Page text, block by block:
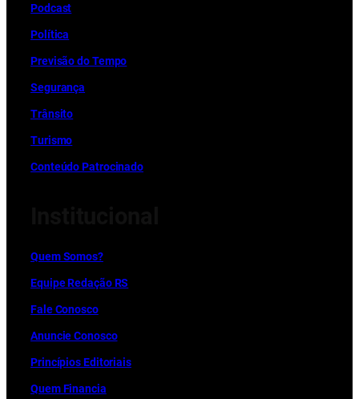
Podcast
Política
Previsão do Tempo
Segurança
Trânsito
Turismo
Conteúdo Patrocinado
Quem Somos?
Equipe Redação RS
Fale Conosco
Anuncie Conosco
Princípios Editoriais
Quem Financia